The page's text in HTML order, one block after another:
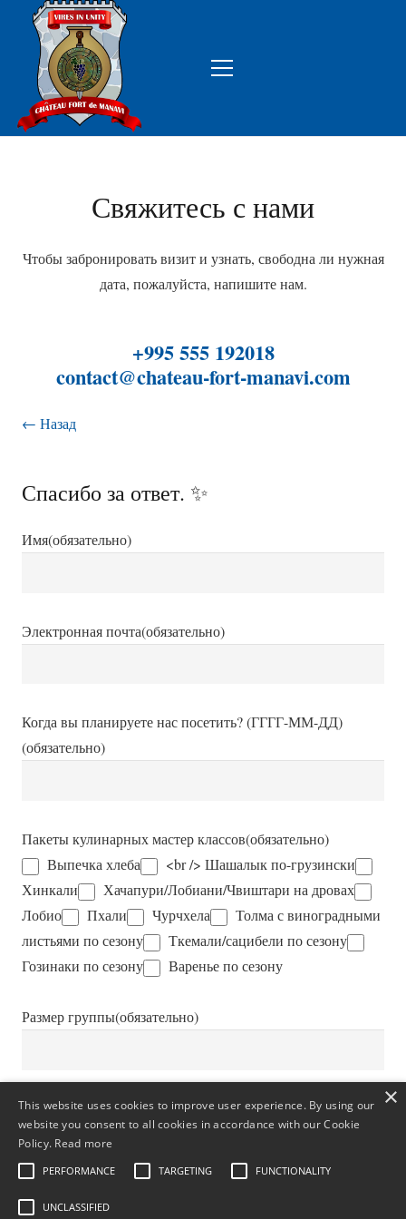
Свяжитесь с нами
Чтобы забронировать визит и узнать, свободна ли нужная
дата, пожалуйста, напишите нам.
+995 555 192018
contact@chateau-fort-manavi.com
← Назад
Спасибо за ответ. ✨
Имя(обязательно)
Электронная почта(обязательно)
Когда вы планируете нас посетить? (ГГГГ-ММ-ДД)
(обязательно)
Пакеты кулинарных мастер классов(обязательно)
Выпечка хлеба
<br /> Шашалык по-грузински
Хинкали
Хачапури/Лобиани/Чвиштари на дровах
Лобио
Пхали Чурчхела
Толма с виноградными
листьями по сезону
Ткемали/сацибели по сезону
Гозинаки по сезону
Варенье по сезону
Размер группы(обязательно)
Дополнительная информация ×
This website uses cookies to improve user experience. By using our
website you consent to all cookies in accordance with our Cookie
Policy. Read more
PERFORMANCE TARGETING FUNCTIONALITY
UNCLASSIFIED